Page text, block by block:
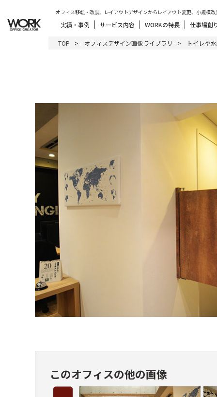
オフィス移転・改装、レイアウトデザインからレイアウト変更、小規模
実績・事例 サービス内容 WORKの特長 仕事場創
TOP オフィスデザイン画像ライブラリ トイレや
このオフィスの他の画像